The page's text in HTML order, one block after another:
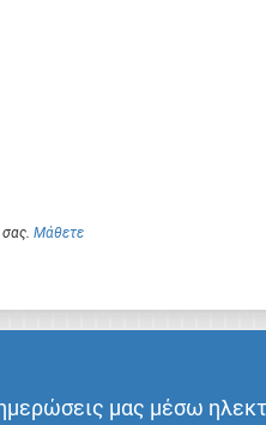
Μάθετε
μας μέσω